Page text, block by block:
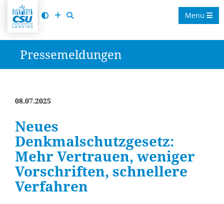
Menu
Pressemeldungen
08.07.2025
Neues
Denkmalschutzgesetz:
Mehr Vertrauen, weniger
Vorschriften, schnellere
Verfahren